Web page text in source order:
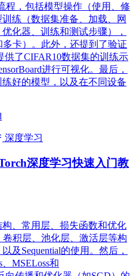
程，包括模型操作（使用、修
练（数据集准备、加载、网
化器、训练和测试步骤），
多卡）。此外，还提到了验证
供了CIFAR10数据集的训练示
进行可视化。最后，
好的模型，以及在不同设备
深度学习
深度学习快速入门教
、常用层、损失函数和优化
积层、池化层、激活层等构
及Sequential的使用。然后，
MSELoss和